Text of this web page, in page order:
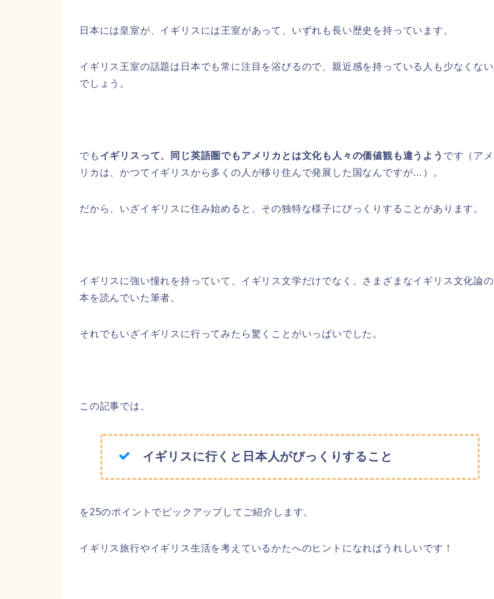
日本には皇室が、イギリスには王室があって、いずれも長い歴史を持っています。
イギリス王室の話題は日本でも常に注目を浴びるので、親近感を持っている人も少なくない
でしょう。
でも イギリスって、同じ英語圏でもアメリカとは文化も人々の価値観も違うよう です（アメ
リカは、かつてイギリスから多くの人が移り住んで発展した国なんですが…）。
だから、いざイギリスに住み始めると、その独特な様子にびっくりすることがあります。
イギリスに強い憧れを持っていて、イギリス文学だけでなく、さまざまなイギリス文化論の
本を読んでいた筆者。
それでもいざイギリスに行ってみたら驚くことがいっぱいでした。
この記事では、
イギリスに行くと日本人がびっくりすること
を25のポイントでピックアップしてご紹介します。
イギリス旅行やイギリス生活を考えているかたへのヒントになればうれしいです！